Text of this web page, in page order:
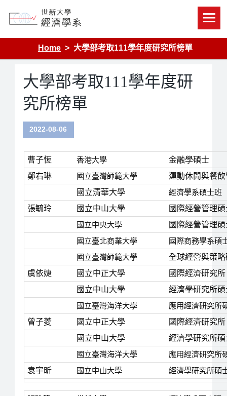
content
Department of Economics, Shih Hsin University
Home
大學部考取111學年度研究所榜單
大學部考取111學年度研
究所榜單
2022-08-06
曹子恆 香港大學
金融學碩士
鄭右琳
國立臺灣師範大學
運動休閒與餐
國立清華大學
經濟學系碩士班
張毓玲
國立中山大學
國際經營管理
國立中央大學
國際經營管理
國立臺北商業大學
國際商務學系碩
國立臺灣師範大學
全球經營與策
虞依婕
國立中正大學
國際經濟研究所
國立中山大學
經濟學研究所
國立臺灣海洋大學
應用經濟研究所
曾子菱
國立中正大學
國際經濟研究所
國立中山大學
經濟學研究所
國立臺灣海洋大學
應用經濟研究所
袁宇昕
國立中山大學 經濟學研究所碩